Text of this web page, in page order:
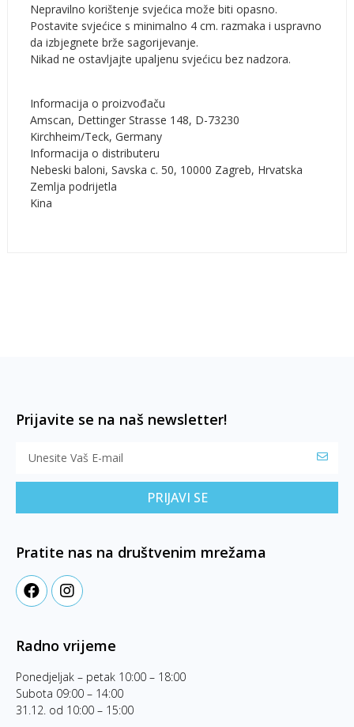
Nepravilno korištenje svjećica može biti opasno.
Postavite svjećice s minimalno 4 cm. razmaka i uspravno
da izbjegnete brže sagorijevanje.
Nikad ne ostavljajte upaljenu svjećicu bez nadzora.
Informacija o proizvođaču
Amscan, Dettinger Strasse 148, D-73230
Kirchheim/Teck, Germany
Informacija o distributeru
Nebeski baloni, Savska c. 50, 10000 Zagreb, Hrvatska
Zemlja podrijetla
Kina
Prijavite se na naš newsletter!
PRIJAVI SE
Pratite nas na društvenim mrežama
Radno vrijeme
Ponedjeljak – petak 10:00 – 18:00
Subota 09:00 – 14:00
31.12. od 10:00 – 15:00